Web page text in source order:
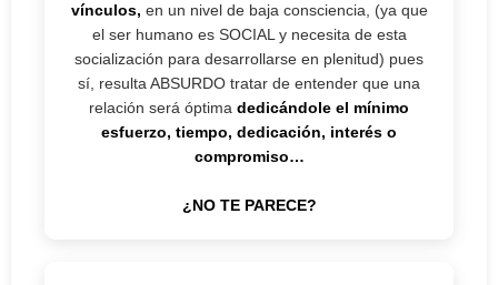
vínculos, en un nivel de baja consciencia, (ya que
el ser humano es SOCIAL y necesita de esta
socialización para desarrollarse en plenitud) pues
sí, resulta ABSURDO tratar de entender que una
relación será óptima dedicándole el mínimo
esfuerzo, tiempo, dedicación, interés o
compromiso…
¿NO TE PARECE?